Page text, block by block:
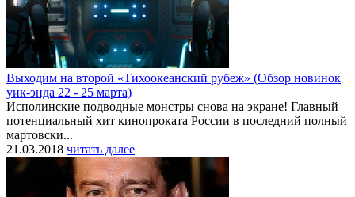
Выходим на второй «Тихоокеанский рубеж» (Обзор новинок
уик-энда 22 - 25 марта)
Исполинские подводные монстры снова на экране! Главный
потенциальный хит кинопроката России в последний полный
мартовски...
21.03.2018 читать далее